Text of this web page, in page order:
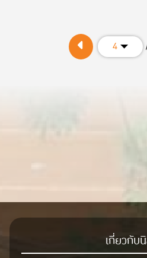
4
เกี่ยวกับ